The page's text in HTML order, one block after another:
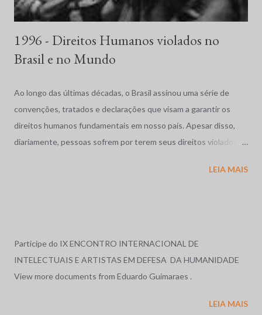
1996 - Direitos Humanos violados no
Brasil e no Mundo
Ao longo das últimas décadas, o Brasil assinou uma série de
convenções, tratados e declarações que visam a garantir os
direitos humanos fundamentais em nosso país. Apesar disso,
diariamente, pessoas sofrem por terem seus direitos violados.
anualmente, publica uma reportagem sobre a situação dos
direitos humanos em diversos países do mundo, e cujos relatos
sobre o Brasil, nos anos de 1996 e 1997, serviram de base para o
Brasil, foi marcado por massacres, violência rural e urbana, más
LEIA MAIS
Participe do IX ENCONTRO INTERNACIONAL DE
INTELECTUAIS E ARTISTAS EM DEFESA DA HUMANIDADE
View more documents from Eduardo Guimaraes .
LEIA MAIS